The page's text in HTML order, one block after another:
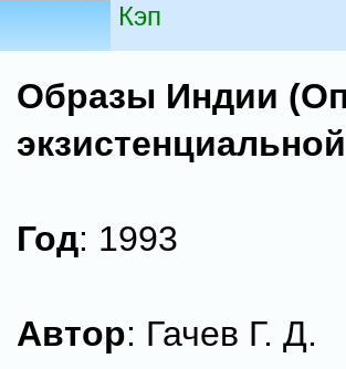
Кэп
Образы Индии
Год: 1993
Автор: Гачев Г. Д.